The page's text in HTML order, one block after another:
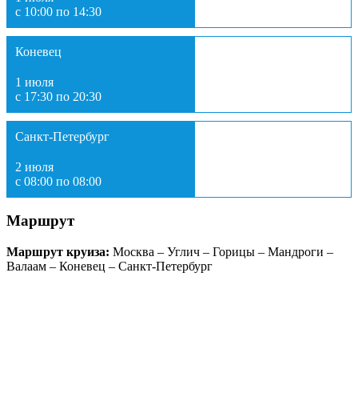
с 10:00 по 14:30
Коневец
1 июля
с 17:30 по 20:30
Санкт-Петербург
2 июля
с 08:00 по 08:00
Маршрут
Маршрут круиза: Москва – Углич – Горицы – Мандроги –
Валаам – Коневец – Санкт-Петербург